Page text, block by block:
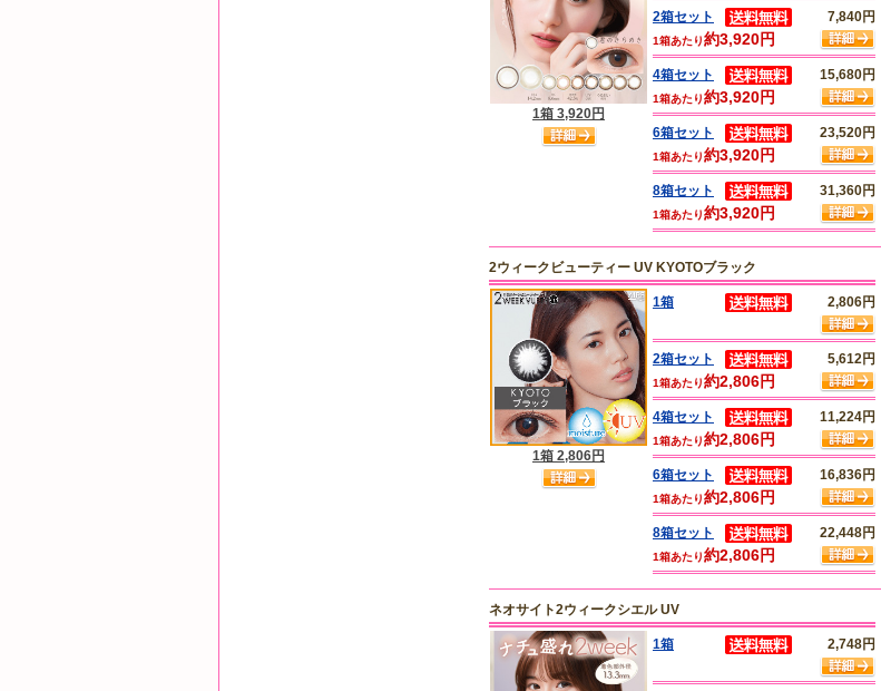
1箱 3,920円
2箱セット 7,840円
1箱あたり約3,920円
4箱セット 15,680円
1箱あたり約3,920円
6箱セット 23,520円
1箱あたり約3,920円
8箱セット 31,360円
1箱あたり約3,920円
2ウィークビューティー UV KYOTOブラック
1箱 2,806円
1箱 2,806円
2箱セット 5,612円
1箱あたり約2,806円
4箱セット 11,224円
1箱あたり約2,806円
6箱セット 16,836円
1箱あたり約2,806円
8箱セット 22,448円
1箱あたり約2,806円
ネオサイト2ウィークシエル UV
1箱 2,748円